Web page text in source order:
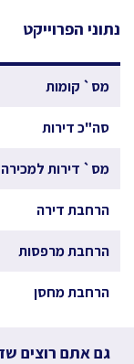
נתוני הפרוייקט
מס` קומות
סה"כ דירות
מס` דירות למכירה
הרחבת דירה
הרחבת מרפסות
הרחבת מחסן
גם אתם רוצים